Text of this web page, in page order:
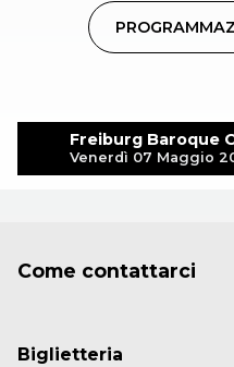
Freiburg Baroque
Venerdì 07 Maggio
Come contattarci
Biglietteria